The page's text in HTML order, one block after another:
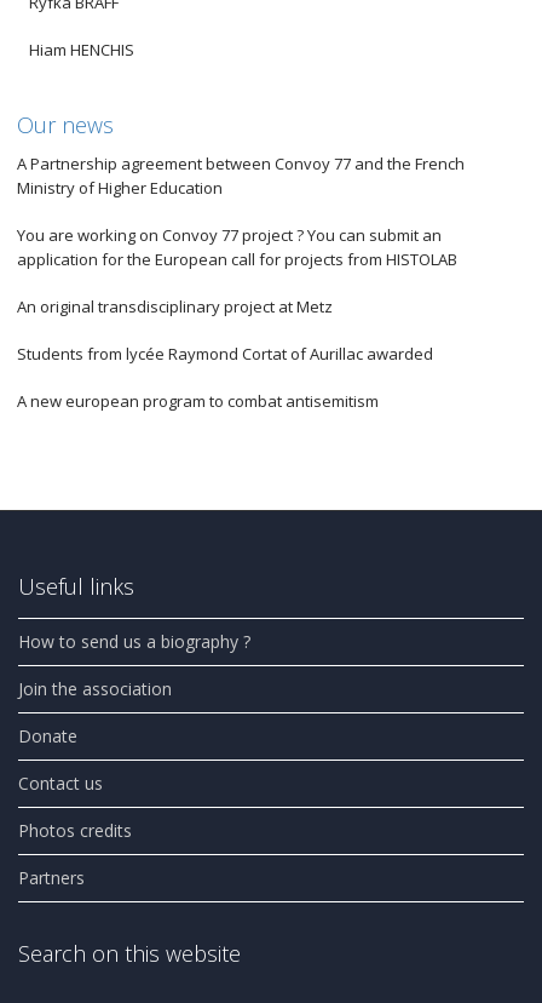
Hiam HENCHIS
Our news
A Partnership agreement between Convoy 77 and the French
Ministry of Higher Education
You are working on Convoy 77 project ? You can submit an
application for the European call for projects from HISTOLAB
An original transdisciplinary project at Metz
Students from lycée Raymond Cortat of Aurillac awarded
A new european program to combat antisemitism
Useful links
How to send us a biography ?
Join the association
Donate
Contact us
Photos credits
Partners
Search on this website